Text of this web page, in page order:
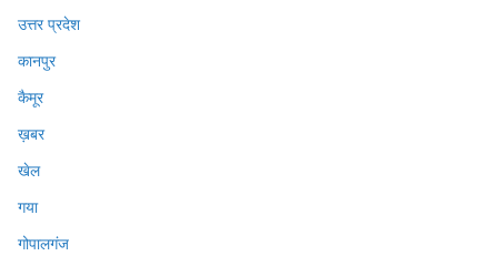
उत्तर प्रदेश
कानपुर
कैमूर
ख़बर
खेल
गया
गोपालगंज